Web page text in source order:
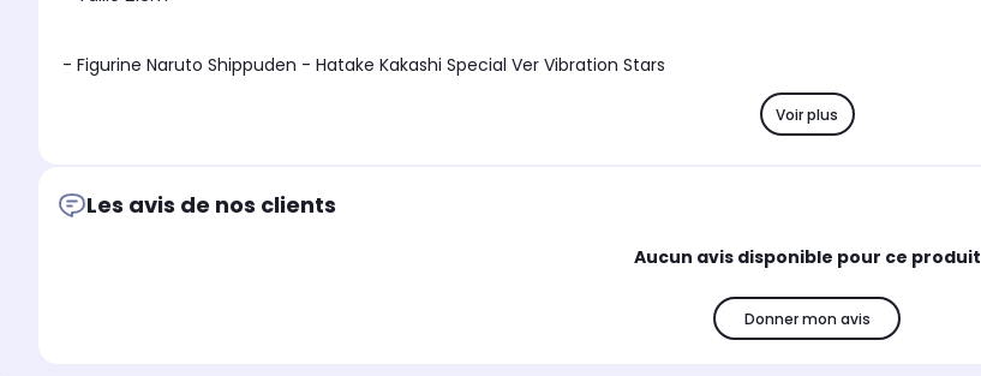
- Figurine Naruto Shippuden - Hatake Kakashi Special Ver Vibration Stars
- Produit vendu sous boite cartonnée
Voir plus
Les avis de nos clients
Aucun avis disponible pour ce produit
Donner mon avis